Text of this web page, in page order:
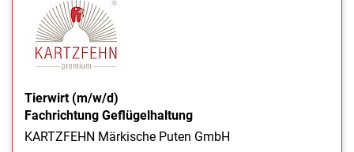
Tierwirt (m/w/d)
Fachrichtung Geflügelhaltung
KARTZFEHN Märkische Puten GmbH